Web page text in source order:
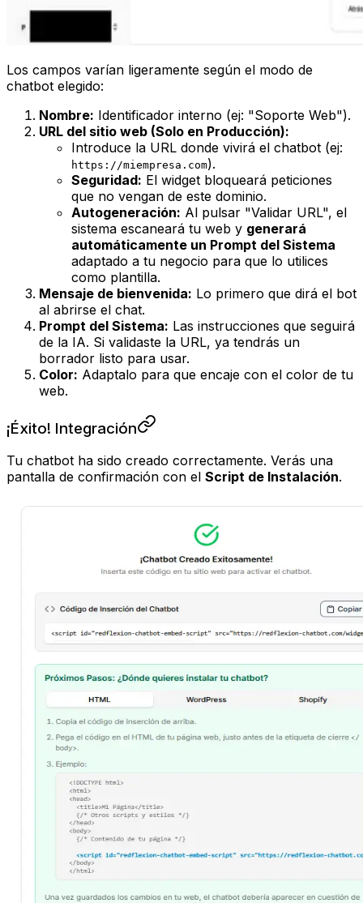
Los campos varían ligeramente según el modo de
chatbot elegido:
Nombre: Identificador interno (ej: "Soporte Web").
URL del sitio web (Solo en Producción):
Introduce la URL donde vivirá el chatbot (ej:
https://miempresa.com).
Seguridad: El widget bloqueará peticiones
que no vengan de este dominio.
Autogeneración: Al pulsar "Validar URL", el
sistema escaneará tu web y generará
automáticamente un Prompt del Sistema
adaptado a tu negocio para que lo utilices
como plantilla.
Mensaje de bienvenida: Lo primero que dirá el bot
al abrirse el chat.
Prompt del Sistema: Las instrucciones que seguirá
de la IA. Si validaste la URL, ya tendrás un
borrador listo para usar.
Color: Adaptalo para que encaje con el color de tu
web.
¡Éxito! Integración
Tu chatbot ha sido creado correctamente. Verás una
pantalla de confirmación con el Script de Instalación.